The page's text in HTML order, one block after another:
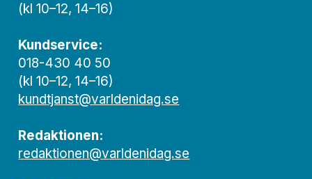
(kl 10–12, 14–16)
Kundservice:
018-430 40 50
(kl 10–12, 14–16)
kundtjanst@varldenidag.se
Redaktionen:
redaktionen@varldenidag.se